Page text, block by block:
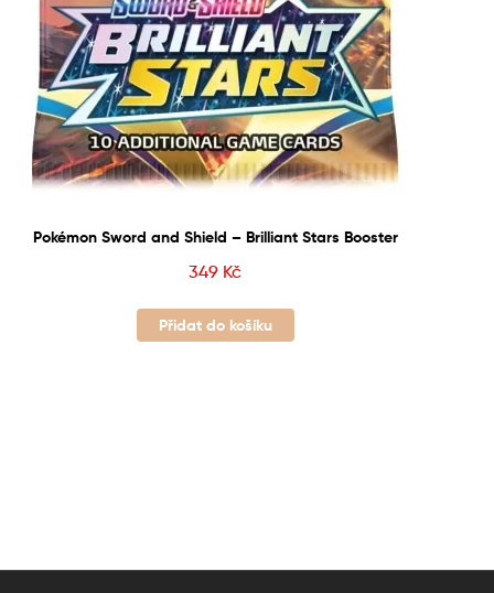
Pokémon Sword and Shield – Brilliant Stars Booster
349 Kč
Přidat do košíku